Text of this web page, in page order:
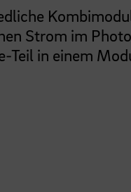
Strom im
Teil in einem